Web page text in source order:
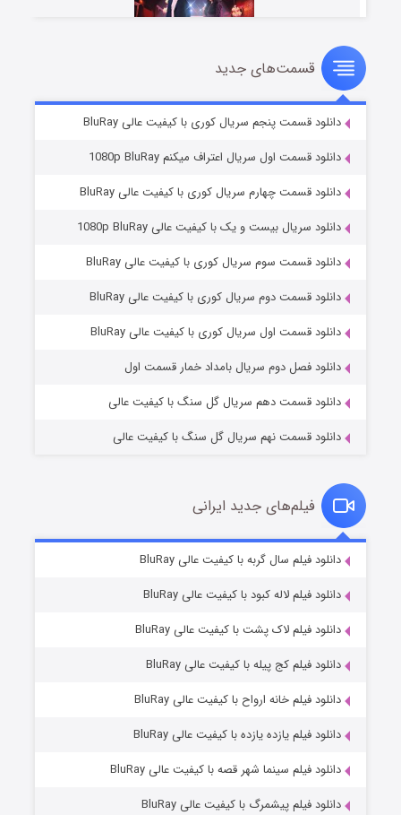
سریال زشت
قسمت2 (زیرنویس) منتشر شد
مردگان متحرک: شهر مرده ۳
قسمت2 (زیرنویس) منتشر شد
قسمت7 (زیرنویس) منتشر شد
قسمت‌های جدید
دانلود قسمت پنجم سریال کوری با کیفیت عالی BluRay
دانلود قسمت اول سریال اعتراف میکنم 1080p BluRay
دانلود قسمت چهارم سریال کوری با کیفیت عالی BluRay
دانلود سریال بیست و یک با کیفیت عالی 1080p BluRay
دانلود قسمت سوم سریال کوری با کیفیت عالی BluRay
دانلود قسمت دوم سریال کوری با کیفیت عالی BluRay
دانلود قسمت اول سریال کوری با کیفیت عالی BluRay
دانلود فصل دوم سریال بامداد خمار قسمت اول
دانلود قسمت دهم سریال گل سنگ با کیفیت عالی
دانلود قسمت نهم سریال گل سنگ با کیفیت عالی
فیلم‌های جدید ایرانی
دانلود فیلم سال گربه با کیفیت عالی BluRay
دانلود فیلم لاله کبود با کیفیت عالی BluRay
دانلود فیلم لاک پشت با کیفیت عالی BluRay
دانلود فیلم کج‌ پیله با کیفیت عالی BluRay
دانلود فیلم خانه ارواح با کیفیت عالی BluRay
دانلود فیلم یازده یازده با کیفیت عالی BluRay
دانلود فیلم سینما شهر قصه با کیفیت عالی BluRay
دانلود فیلم پیشمرگ با کیفیت عالی BluRay